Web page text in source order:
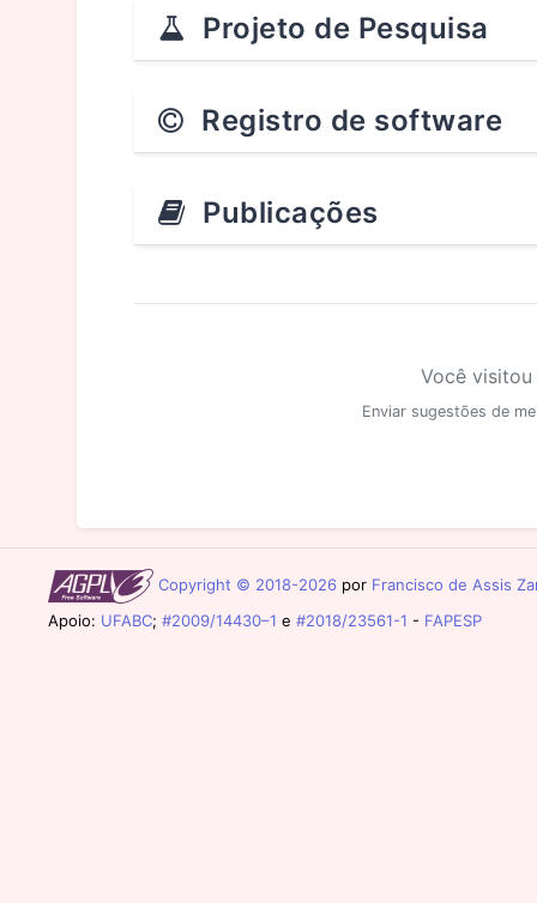
Projeto de Pesquisa
Registro de software
Publicações
Você
Enviar sugestões de
Copyright © 2018-2026 por Francisco de Assis
Apoio: UFABC; #2009/14430–1 e #2018/23561-1 - FAPESP